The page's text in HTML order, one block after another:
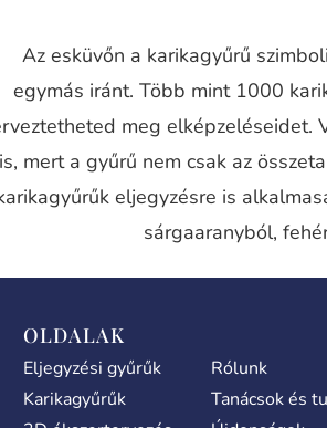
Az esküvőn a karikagyűrű
egymás iránt. Több mint 1000
meg elképzeléseidet.
is, mert a gyűrű nem csak az
eljegyzésre is
sárgaaranyból,
OLDALAK
Eljegyzési gyűrűk
Karikagyűrűk
Rólunk
Tanácsok és